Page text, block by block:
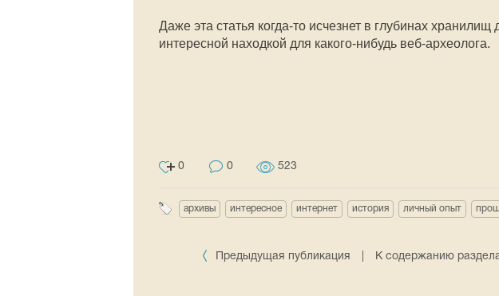
Даже эта статья когда-то исчезнет в глубинах
интересной находкой для какого-нибудь веб-археолога.
0 0 523
архивы интересное интернет история личный опыт
Предыдущая публикация К содержанию